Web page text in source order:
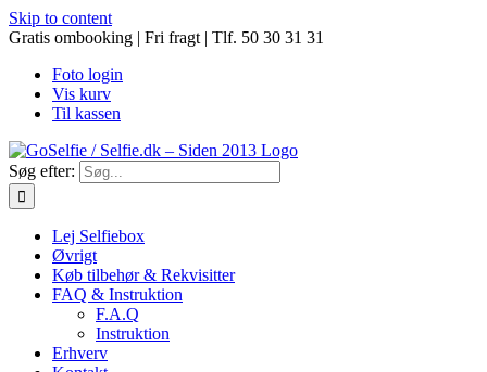
Skip to content
Gratis ombooking | Fri fragt | Tlf. 50 30 31 31
Foto login
Vis kurv
Til kassen
Søg efter:
Lej Selfiebox
Øvrigt
Køb tilbehør & Rekvisitter
FAQ & Instruktion
F.A.Q
Instruktion
Erhverv